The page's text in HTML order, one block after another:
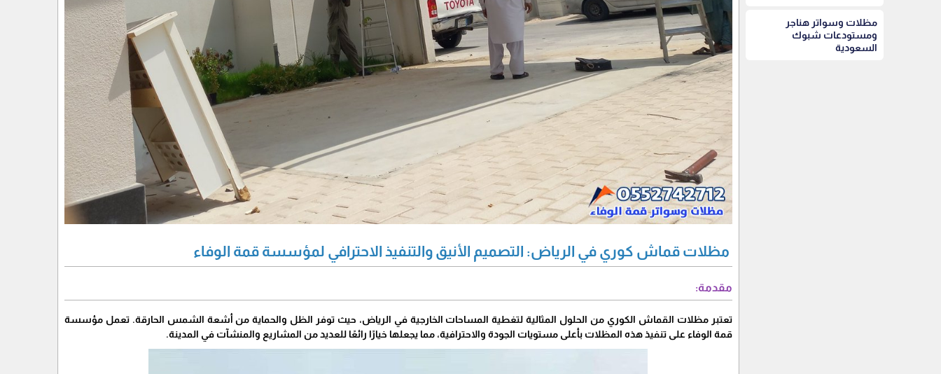
مظلات وسواتر هناجر
ومستودعات شبوك
السعودية
مظلات قماش كوري في الرياض: التصميم الأنيق والتنفيذ الاحترافي لمؤسسة قمة الوفاء
مقدمة:
تعتبر مظلات القماش الكوري من الحلول المثالية لتغطية المساحات الخارجية في الرياض، حيث توفر الظل والحماية من أشعة الشمس الحارقة. تعمل مؤسسة
قمة الوفاء على تنفيذ هذه المظلات بأعلى مستويات الجودة والاحترافية، مما يجعلها خيارًا رائعًا للعديد من المشاريع والمنشآت في المدينة.